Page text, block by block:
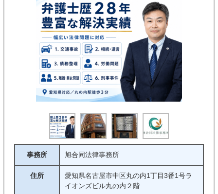
事務所 旭合同法律事務所
住所
愛知県名古屋市中区丸の内1丁目3番1号ラ
イオンズビル丸の内２階